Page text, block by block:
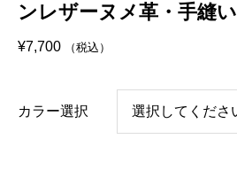
ンレザーヌメ革・手縫い
¥7,700 （税込）
カラー選択